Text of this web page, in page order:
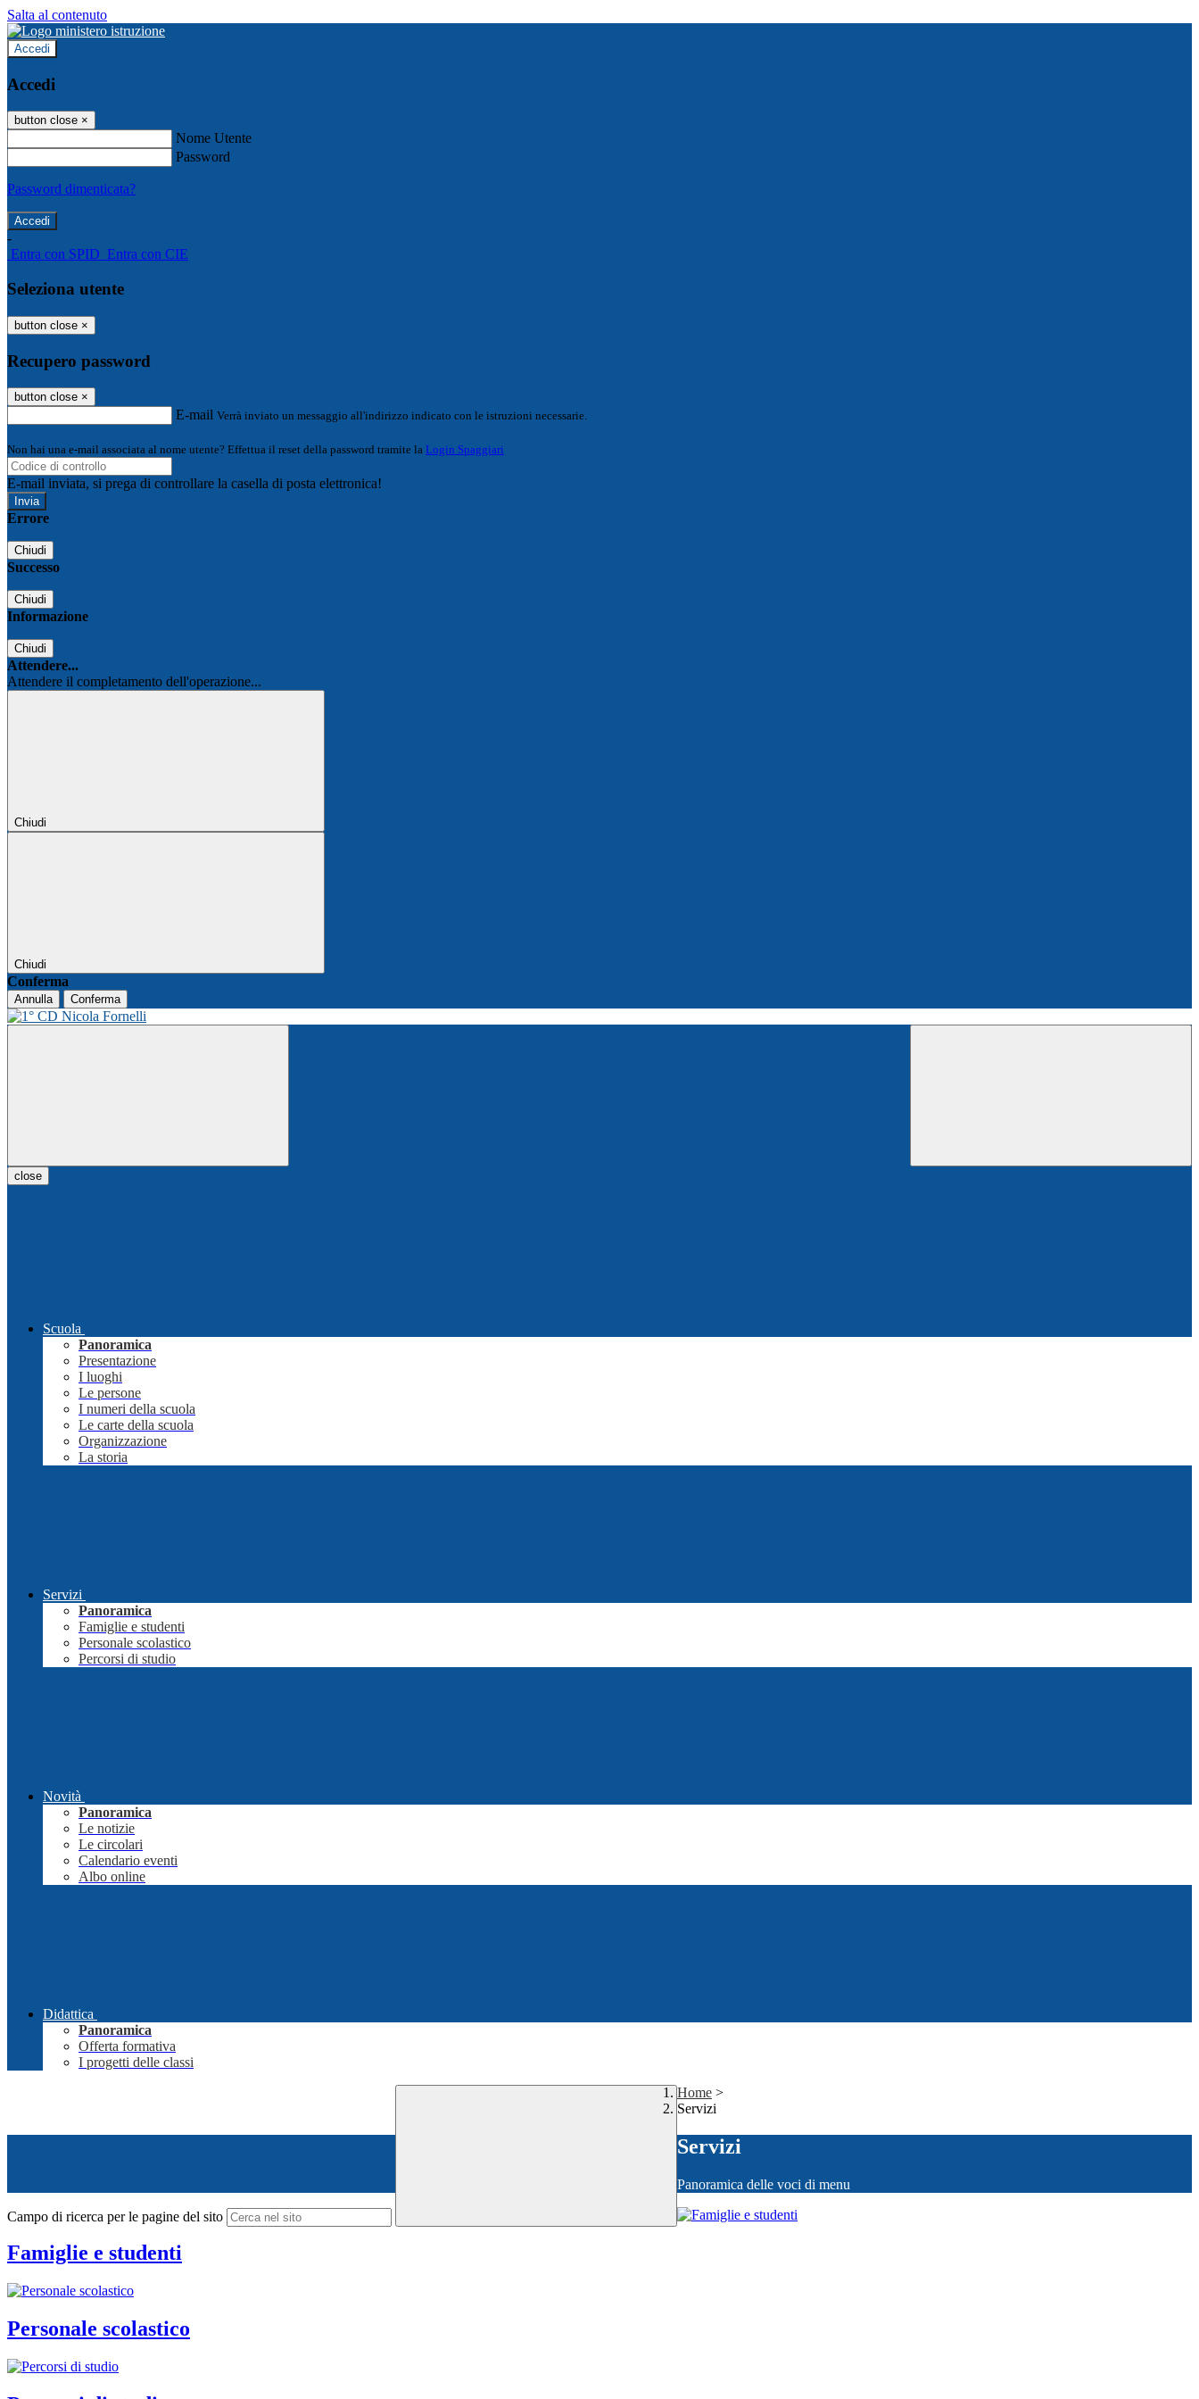
Salta al contenuto
Accedi
Accedi
button close ×
Nome Utente
Password
Password dimenticata?
-
Entra con SPID Entra con CIE
Seleziona utente
button close ×
Recupero password
button close ×
E-mail Verrà inviato un messaggio all'indirizzo indicato con le istruzioni necessarie.
Non hai una e-mail associata al nome utente? Effettua il reset della password tramite la Login Spaggiari
E-mail inviata, si prega di controllare la casella di posta elettronica!
Errore
Chiudi
Successo
Chiudi
Informazione
Chiudi
Attendere...
Attendere il completamento dell'operazione...
Chiudi
Chiudi
Conferma
Annulla Conferma
close
Scuola
Panoramica
Presentazione
I luoghi
Le persone
I numeri della scuola
Le carte della scuola
Organizzazione
La storia
Servizi
Panoramica
Famiglie e studenti
Personale scolastico
Percorsi di studio
Novità
Panoramica
Le notizie
Le circolari
Calendario eventi
Albo online
Didattica
Panoramica
Offerta formativa
I progetti delle classi
Campo di ricerca per le pagine del sito
Home >
Servizi
Servizi
Panoramica delle voci di menu
Famiglie e studenti
Personale scolastico